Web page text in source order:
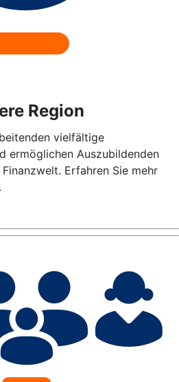
Region
vielfältige
ermöglichen Auszubildenden
Erfahren Sie mehr